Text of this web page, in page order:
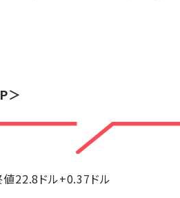
＞
22.8ドル+0.37ドル